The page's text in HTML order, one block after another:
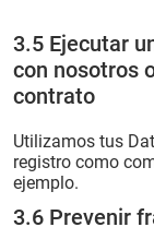
3.5 Ejecutar
con nosotros
contrato
Utilizamos tus
registro como
ejemplo.
3.6 Prevenir